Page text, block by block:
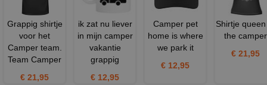
Grappig shirtje
voor het
Camper team.
Team Camper
€ 21,95
ik zat nu liever
in mijn camper
vakantie
grappig
€ 12,95
Camper pet
home is where
we park it
€ 12,95
Shirtje
the camper
€ 21,95